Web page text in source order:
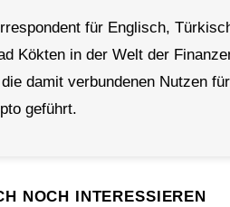
für Englisch,
Kökten in der Welt der
damit verbundenen Nutzen
geführt.
NOCH INTERESSIEREN